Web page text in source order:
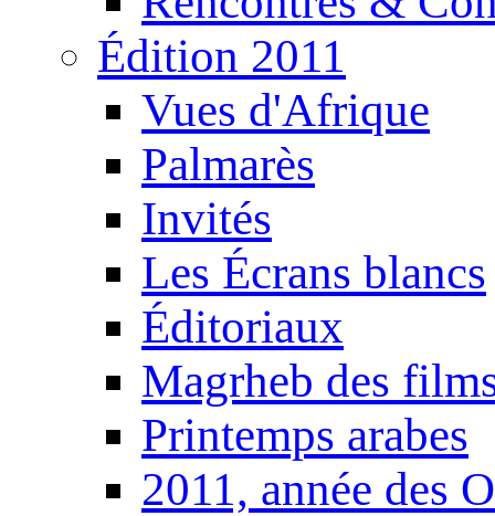
Édition 2011
Vues d'Afrique
Palmarès
Invités
Les Écrans blancs
Éditoriaux
Magrheb des
Printemps arabes
2011, année des